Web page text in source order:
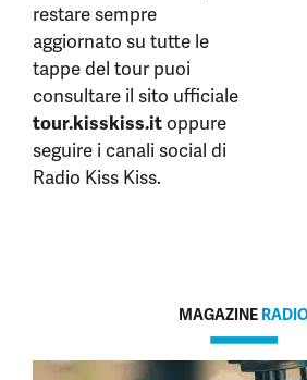
restare sempre
aggiornato su tutte le
tappe del tour puoi
consultare il sito ufficiale
tour.kisskiss.itoppure
seguire i canali social di
Radio Kiss Kiss.
MAGAZINE RADIO